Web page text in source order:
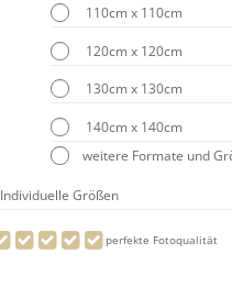
110cm x 110cm
120cm x 120cm
130cm x 130cm
140cm x 140cm
weitere Formate und
Individuelle Größen
perfekte Fotoqualität